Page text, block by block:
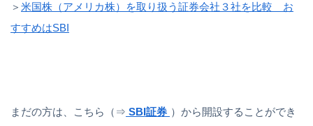
＞ 米国株（アメリカ株）を取り扱う証券会社３社を比較 お
すすめはSBI
まだの方は、こちら（⇒ SBI証券 ）から開設することができ